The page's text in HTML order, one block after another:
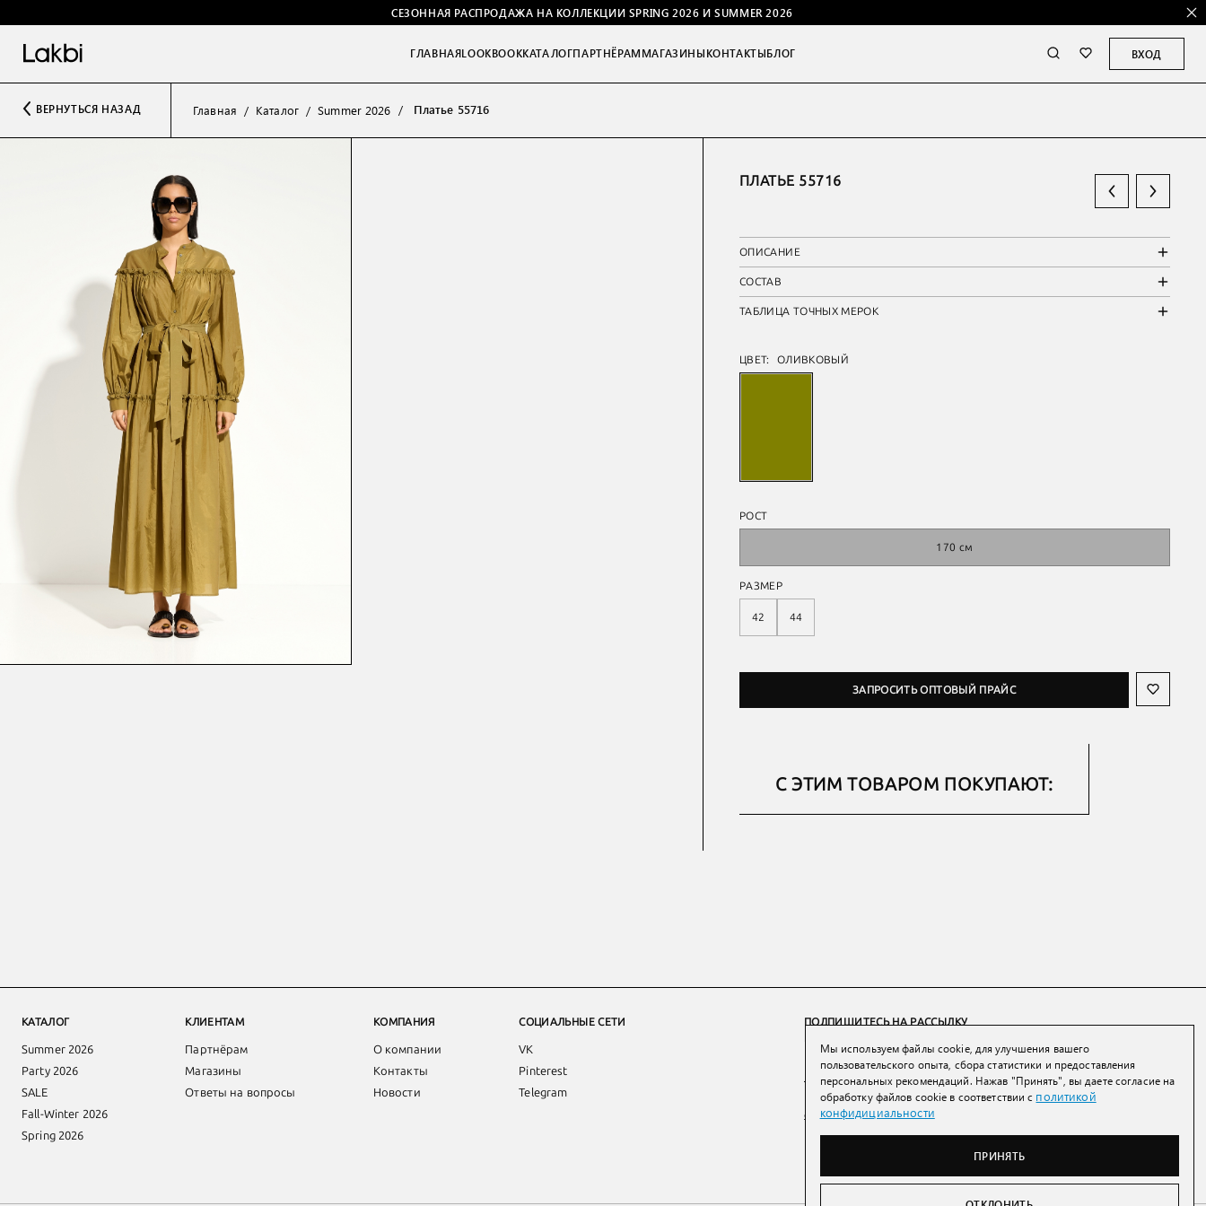
СЕЗОННАЯ РАСПРОДАЖА НА КОЛЛЕКЦИИ SPRING 2026 И SUMMER 2026
ГЛАВНАЯLOOKBOOKКАТАЛОГПАРТНЁРАММАГАЗИНЫКОНТАКТЫБЛОГ ВХОД
ВЕРНУТЬСЯ НАЗАД Главная Каталог Summer 2026 Платье 55716
ПЛАТЬЕ 55716
ОПИСАНИЕ
СОСТАВ
ТАБЛИЦА ТОЧНЫХ МЕРОК
ЦВЕТ: ОЛИВКОВЫЙ
РОСТ
170 см
РАЗМЕР
42 44
ЗАПРОСИТЬ ОПТОВЫЙ ПРАЙС
С ЭТИМ ТОВАРОМ ПОКУПАЮТ:
КАТАЛОГ
Summer 2026
Party 2026
SALE
Fall-Winter 2026
Spring 2026
КЛИЕНТАМ
Партнёрам
Магазины
Ответы на вопросы
КОМПАНИЯ
О компании
Контакты
Новости
СОЦИАЛЬНЫЕ СЕТИ
VK
Pinterest
Telegram
ПОДПИШИТЕСЬ НА РАССЫЛКУ
ПОДПИСАТЬСЯ
Нажимая на кнопку вы соглашаетесь сполитикой конфиденциальности и
обработки персональных данных
Мы используем файлы cookie, для улучшения вашего
пользовательского опыта, сбора статистики и предоставления
персональных рекомендаций. Нажав "Принять", вы даете согласие на
обработку файлов cookie в соответствии с политикой
конфидициальности
ПРИНЯТЬ